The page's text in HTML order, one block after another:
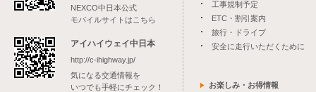
NEXCO中日本公式
モバイルサイトはこちら
アイハイウェイ中日本
http://c-ihighway.jp/
気になる交通情報を
いつでも手軽にチェック！
工事規制予定
ETC・割引案内
旅行・ドライブ
安全に走行いただくために
お楽しみ・お得情報